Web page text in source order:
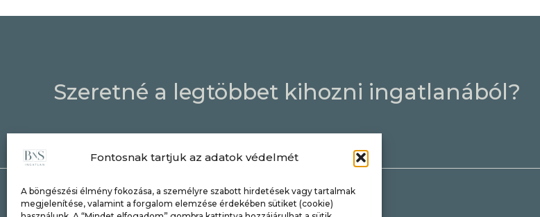
Fontosnak tartjuk az adatok védelmét
A böngészési élmény fokozása, a személyre szabott hirdetések vagy tartalmak
megjelenítése, valamint a forgalom elemzése érdekében sütiket (cookie)
Szeretné a legtöbbet kihozni ingatlanából?